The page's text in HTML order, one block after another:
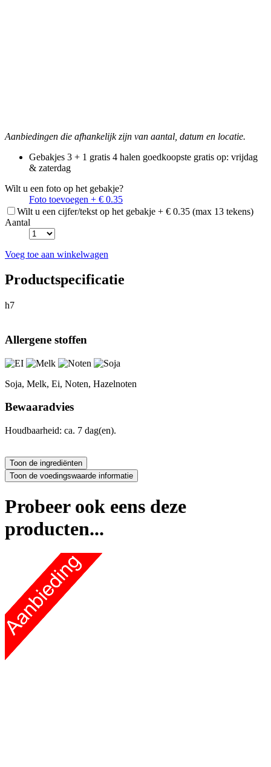
Aanbiedingen die afhankelijk zijn van aantal, datum en locatie.
Gebakjes 3 + 1 gratis 4 halen goedkoopste gratis op: vrijdag
& zaterdag
Wilt u een foto op het gebakje?
Foto toevoegen + € 0.35
Wilt u een cijfer/tekst op het gebakje + € 0.35 (max 13 tekens)
Aantal
Voeg toe aan winkelwagen
Productspecificatie
h7
Allergene stoffen
Soja, Melk, Ei, Noten, Hazelnoten
Bewaaradvies
Houdbaarheid: ca. 7 dag(en).
Probeer ook eens deze
producten...